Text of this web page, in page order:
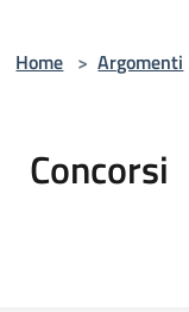
Home > Argomenti
Concorsi